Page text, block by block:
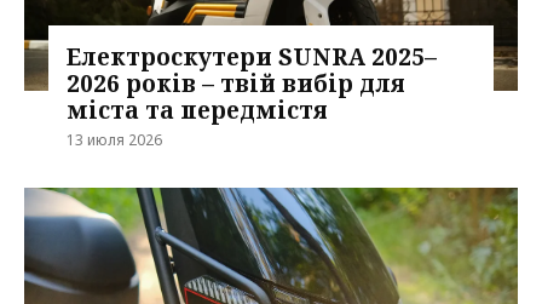
Електроскутери SUNRA 2025–
2026 років – твій вибір для
міста та передмістя
13 июля 2026